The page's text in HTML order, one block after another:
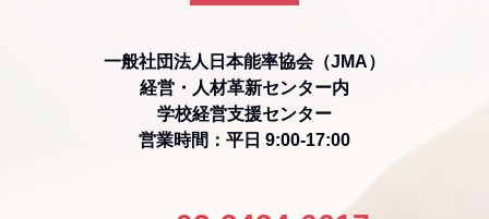
一般社団法人日本能率協会（JMA）
経営・人材革新センター内
学校経営支援センター
営業時間：平日 9:00-17:00